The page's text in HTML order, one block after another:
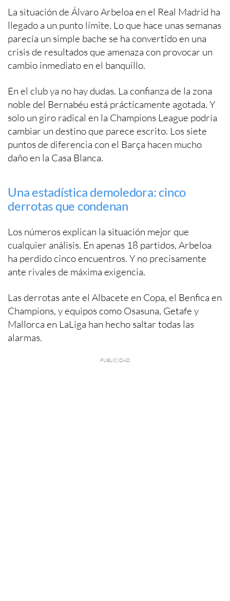
La situación de Álvaro Arbeloa en el Real Madrid ha
llegado a un punto límite. Lo que hace unas semanas
parecía un simple bache se ha convertido en una
crisis de resultados que amenaza con provocar un
cambio inmediato en el banquillo.
En el club ya no hay dudas. La confianza de la zona
noble del Bernabéu está prácticamente agotada. Y
solo un giro radical en la Champions League podría
cambiar un destino que parece escrito. Los siete
puntos de diferencia con el Barça hacen mucho
daño en la Casa Blanca.
Una estadística demoledora: cinco
derrotas que condenan
Los números explican la situación mejor que
cualquier análisis. En apenas 18 partidos, Arbeloa
ha perdido cinco encuentros. Y no precisamente
ante rivales de máxima exigencia.
Las derrotas ante el Albacete en Copa, el Benfica en
Champions, y equipos como Osasuna, Getafe y
Mallorca en LaLiga han hecho saltar todas las
alarmas.